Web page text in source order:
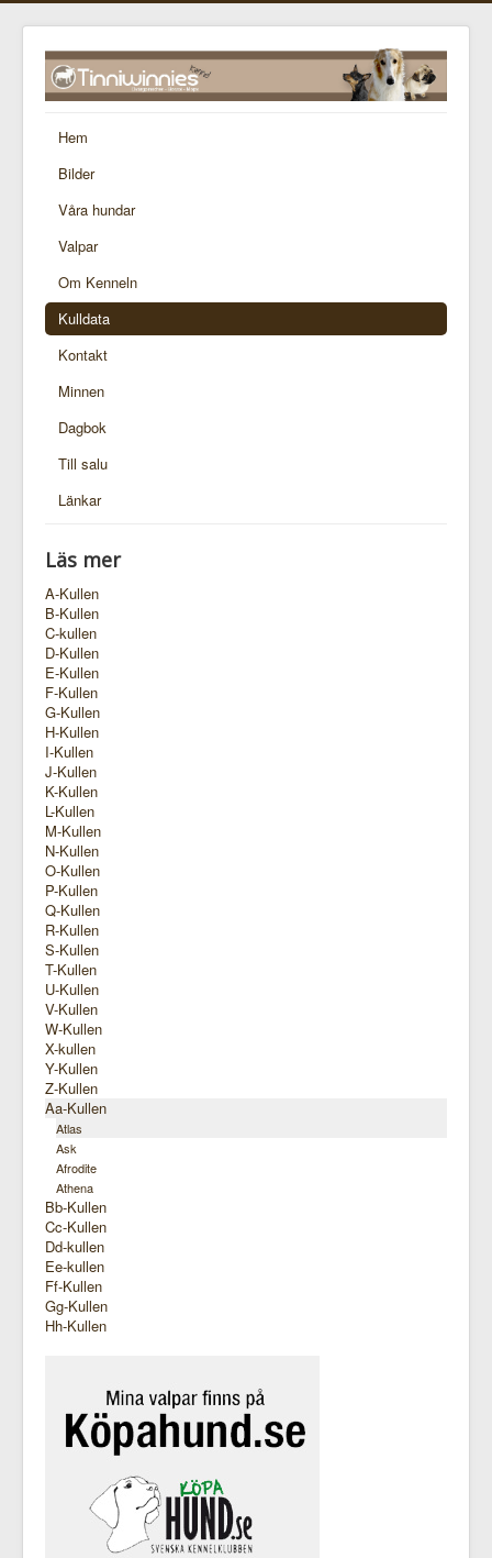
Hem
Bilder
Våra hundar
Valpar
Om Kenneln
Kulldata
Kontakt
Minnen
Dagbok
Till salu
Länkar
Läs mer
A-Kullen
B-Kullen
C-kullen
D-Kullen
E-Kullen
F-Kullen
G-Kullen
H-Kullen
I-Kullen
J-Kullen
K-Kullen
L-Kullen
M-Kullen
N-Kullen
O-Kullen
P-Kullen
Q-Kullen
R-Kullen
S-Kullen
T-Kullen
U-Kullen
V-Kullen
W-Kullen
X-kullen
Y-Kullen
Z-Kullen
Aa-Kullen
Atlas
Ask
Afrodite
Athena
Bb-Kullen
Cc-Kullen
Dd-kullen
Ee-kullen
Ff-Kullen
Gg-Kullen
Hh-Kullen